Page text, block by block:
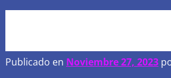
Publicado en Noviembre 27, 2023